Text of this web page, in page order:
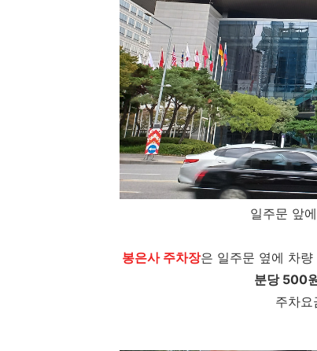
일주문 앞
봉은사 주차장은 일주문 옆에 차
분당 500
주차